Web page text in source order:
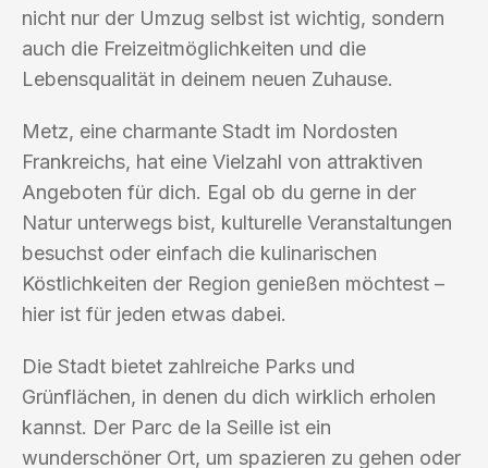
nicht nur der Umzug selbst ist wichtig, sondern
auch die Freizeitmöglichkeiten und die
Lebensqualität in deinem neuen Zuhause.
Metz, eine charmante Stadt im Nordosten
Frankreichs, hat eine Vielzahl von attraktiven
Angeboten für dich. Egal ob du gerne in der
Natur unterwegs bist, kulturelle Veranstaltungen
besuchst oder einfach die kulinarischen
Köstlichkeiten der Region genießen möchtest –
hier ist für jeden etwas dabei.
Die Stadt bietet zahlreiche Parks und
Grünflächen, in denen du dich wirklich erholen
kannst. Der Parc de la Seille ist ein
wunderschöner Ort, um spazieren zu gehen oder